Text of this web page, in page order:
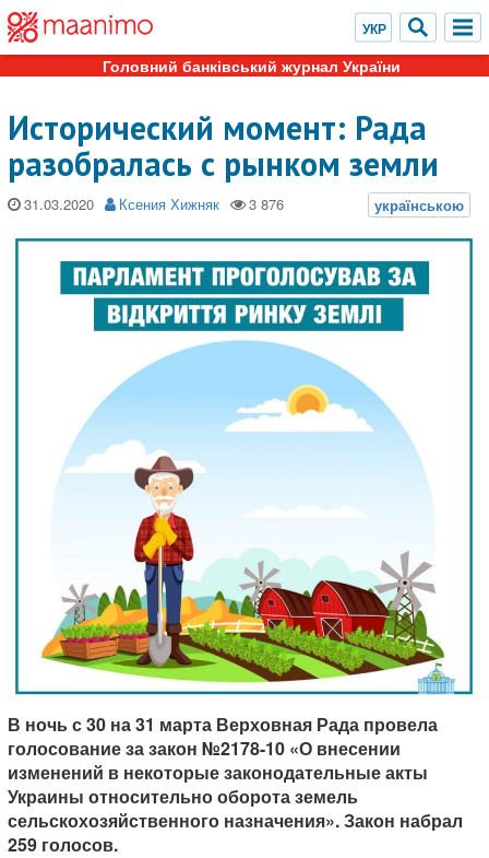
Головний банківський журнал України
Исторический момент: Рада
разобралась с рынком земли
31.03.2020 Ксения Хижняк
В ночь с 30 на 31 марта Верховная Рада провела
голосование за закон №2178-10 «О внесении
изменений в некоторые законодательные акты
Украины относительно оборота земель
сельскохозяйственного назначения». Закон набрал
259 голосов.